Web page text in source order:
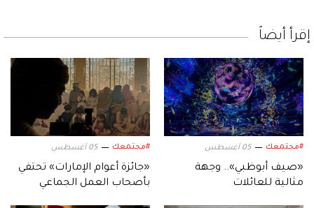
إقرأ أيضاً
#مجتمعك 05 أغسطس
«صيف أبوظبي».. وجهة
مثالية للعائلات
#مجتمعك 05 أغسطس
«جائزة أعوام الإمارات» تحتفي
بأصحاب العمل الجماعي